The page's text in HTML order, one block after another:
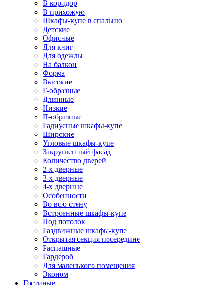
В коридор
В прихожую
Шкафы-купе в спальню
Детские
Офисные
Для книг
Для одежды
На балкон
Форма
Высокие
Г-образные
Длинные
Низкие
П-образные
Радиусные шкафы-купе
Широкие
Угловые шкафы-купе
Закругленный фасад
Количество дверей
2-х дверные
3-х дверные
4-х дверные
Особенности
Во всю стену
Встроенные шкафы-купе
Под потолок
Раздвижные шкафы-купе
Открытая секция посередине
Распашные
Гардероб
Для маленького помещения
Эконом
Гостиные